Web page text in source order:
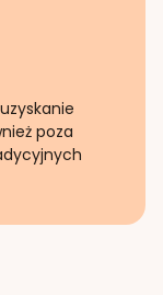
poza